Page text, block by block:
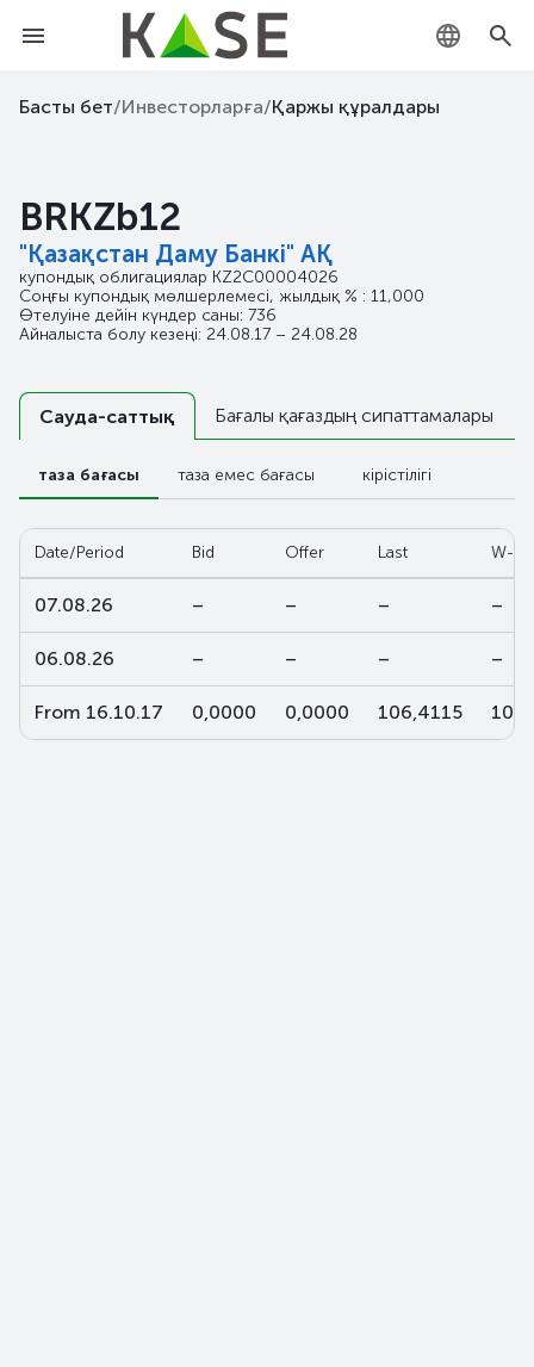
KZ
Басты бет/Инвесторларға/Қаржы құралдары
BRKZb12
"Қазақстан Даму Банкі" АҚ
купондық облигациялар KZ2C00004026
Соңғы купондық мөлшерлемесі, жылдық % : 11,000
Өтелуіне дейін күндер саны: 736
Айналыста болу кезеңі: 24.08.17 – 24.08.28
Сауда-саттық Бағалы қағаздың сипаттамалары
таза бағасы таза емес бағасы кірістілігі
Date/Period Bid Offer Last W-
07.08.26 – – – –
06.08.26 – – – –
From 16.10.17 0,0000 0,0000 106,4115